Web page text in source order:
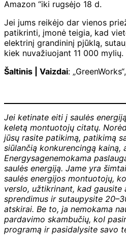
Amazon “iki rugsėjo 18 d.
Jei jums reikėjo dar vienos
patikrinti, įmonė teigia, kad
elektrinį grandininį pjūklą,
kiek nuvažiuojant 11 000 mylių.
Šaltinis | Vaizdai:
Jei ketinate eiti į saulės
keletą montuotojų citatų.
jūsų rasite patikimą, patikimą
siūlančią konkurencingą kainą,
Energysagenemokama
saulės energiją. Jame yra
saulės energijos montuotojų,
verslo, užtikrinant, kad gausite
sprendimus ir sutaupysite
atskirai. Be to, ja nemokama
pardavimo skambučių, kol
programą ir pasidalysite savo